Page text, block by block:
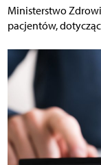
Ministerstwo
pacjentów,